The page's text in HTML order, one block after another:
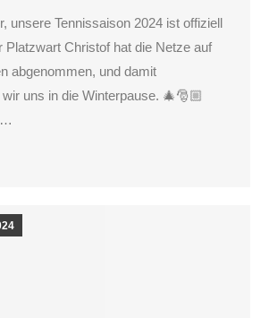
unsere Tennissaison 2024 ist offiziell
Platzwart Christof hat die Netze auf
abgenommen, und damit
uns in die Winterpause. 🎄🎅🏼